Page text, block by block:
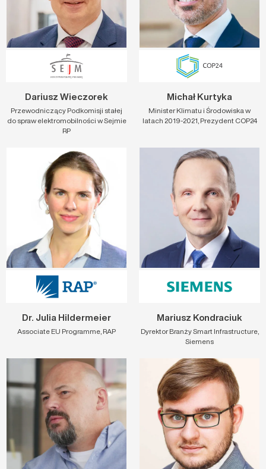
Dariusz Wieczorek
Przewodniczący Podkomisji stałej
do spraw elektromobilności w Sejmie
RP
Michał Kurtyka
Minister Klimatu i Środowiska w
latach 2019-2021, Prezydent COP24
Dr. Julia Hildermeier
Associate EU Programme, RAP
Mariusz Kondraciuk
Dyrektor Branży Smart Infrastructure,
Siemens